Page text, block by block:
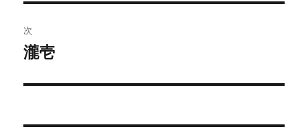
ビ
ゲ
ー
投
稿:
次
次
投
瀧壱